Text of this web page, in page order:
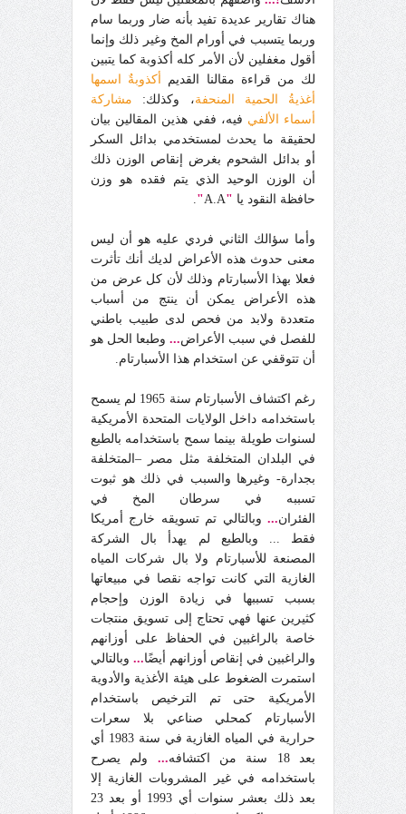
هناك تقارير عديدة تفيد بأنه ضار وربما سام
وربما يتسبب في أورام المخ وغير ذلك وإنما
أقول مغفلين لأن الأمر كله أكذوبة كما يتبين
لك من قراءة مقالنا القديم
أكذوبةٌ اسمها
أغذيةُ الحمية المنحفة، وكذلك: مشاركة
أسماء الألفي فيه، ففي هذين المقالين بيان
لحقيقة ما يحدث لمستخدمي بدائل السكر
أو بدائل الشحوم بغرض إنقاص الوزن ذلك
أن الوزن الوحيد الذي يتم فقده هو وزن
حافظة النقود يا "
A.A
"
.
وأما سؤالك الثاني فردي عليه هو أن ليس
معنى حدوث هذه الأعراض لديك أنك تأثرت
فعلا بهذا الأسبارتام وذلك لأن كل عرض من
هذه الأعراض يمكن أن ينتج من أسباب
متعددة ولابد من فحص لدى طبيب باطني
للفصل في سبب الأعراض... وطبعا الحل هو
أن تتوقفي عن استخدام هذا الأسبارتام.
رغم اكتشاف الأسبارتام سنة 1965 لم يسمح
باستخدامه داخل الولايات المتحدة الأمريكية
لسنوات طويلة بينما سمح باستخدامه بالطبع
في البلدان المتخلفة مثل مصر –المتخلفة
بجدارة- وغيرها والسبب في ذلك هو ثبوت
تسببه في سرطان المخ في
الفئران... وبالتالي تم تسويقه خارج أمريكا
فقط ... وبالطبع لم يهدأ بال الشركة
المصنعة للأسبارتام ولا بال شركات المياه
الغازية التي كانت تواجه نقصا في مبيعاتها
بسبب تسببها في زيادة الوزن وإحجام
كثيرين عنها فهي تحتاج إلى تسويق منتجات
خاصة بالراغبين في الحفاظ على أوزانهم
والراغبين في إنقاص أوزانهم أيضًا... وبالتالي
استمرت الضغوط على هيئة الأغذية والأدوية
الأمريكية حتى تم الترخيص باستخدام
الأسبارتام كمحلي صناعي بلا سعرات
حرارية في المياه الغازية في سنة 1983 أي
بعد 18 سنة من اكتشافه
... ولم يصرح
باستخدامه في غير المشروبات الغازية إلا
بعد ذلك بعشر سنوات أي 1993 أو بعد 23